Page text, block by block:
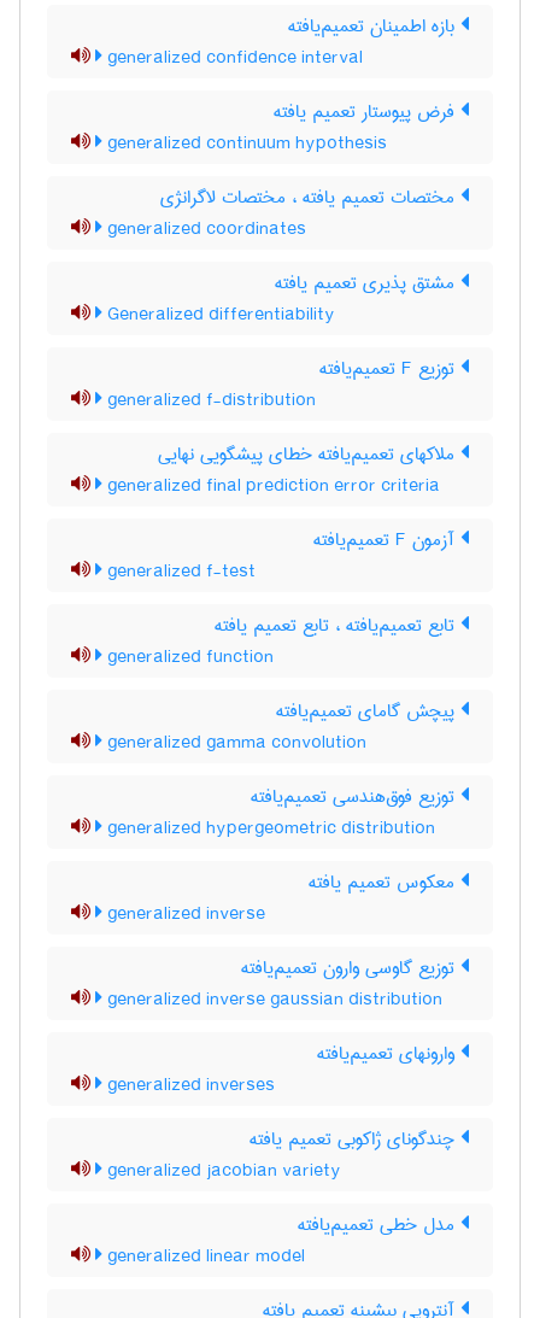
بازه اطمینان تعمیم‌یافته
generalized confidence interval
فرض پیوستار تعمیم یافته
generalized continuum hypothesis
مختصات تعمیم یافته ، مختصات لاگرانژی
generalized coordinates
مشتق پذیری تعمیم یافته
Generalized differentiability
توزیع F تعمیم‌یافته
generalized f-distribution
ملاکهای تعمیم‌یافته خطای پیشگویی نهایی
generalized final prediction error criteria
آزمون F تعمیم‌یافته
generalized f-test
تابع تعمیم‌یافته ، تابع تعمیم یافته
generalized function
پیچش گامای تعمیم‌یافته
generalized gamma convolution
توزیع فوق‌هندسی تعمیم‌یافته
generalized hypergeometric distribution
معکوس تعمیم یافته
generalized inverse
توزیع گاوسی وارون تعمیم‌یافته
generalized inverse gaussian distribution
وارونهای تعمیم‌یافته
generalized inverses
چندگونای ژاکوبی تعمیم یافته
generalized jacobian variety
مدل خطی تعمیم‌یافته
generalized linear model
آنتروپی بیشینه تعمیم یافته